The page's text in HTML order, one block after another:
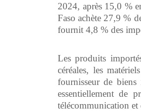
2024, après 15,0 %
Faso achète 27,9 %
fournit 4,8 % des
Les produits
céréales, les
fournisseur de
essentiellement de
télécommunication et